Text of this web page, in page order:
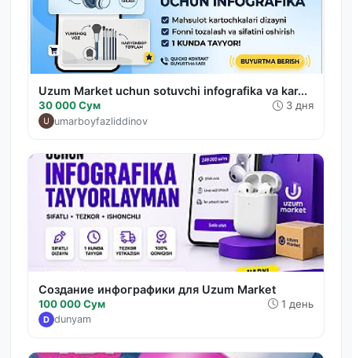
Uzum Market uchun sotuvchi infografika va kar...
30 000 Сум 3 дня
umarboyfazliddinov
Создание инфографики для Uzum Market
100 000 Сум 1 день
D dunyam